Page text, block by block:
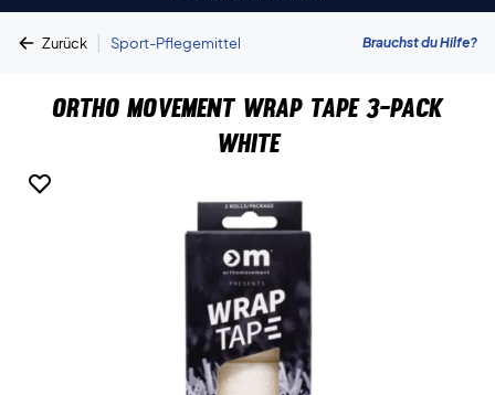
Zurück | Sport-Pflegemittel Brauchst du Hilfe?
Ortho Movement Wrap Tape 3-Pack
White